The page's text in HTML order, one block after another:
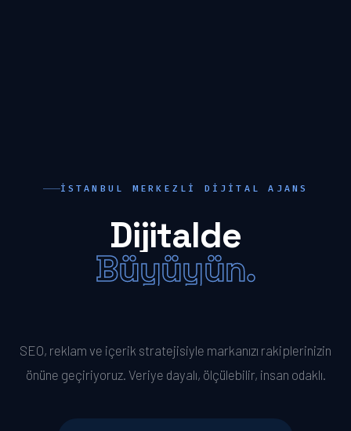
İSTANBUL MERKEZLI DIJITAL AJANS
Dijitalde
Büyüyün.
SEO, reklam ve içerik stratejisiyle markanızı rakiplerinizin
önüne geçiriyoruz. Veriye dayalı, ölçülebilir, insan odaklı.